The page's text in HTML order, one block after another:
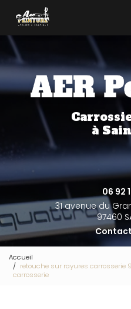
contenu
principal
à
06 92
31 avenue du
97460
Accueil
retouche sur rayures carrosserie
carrosserie